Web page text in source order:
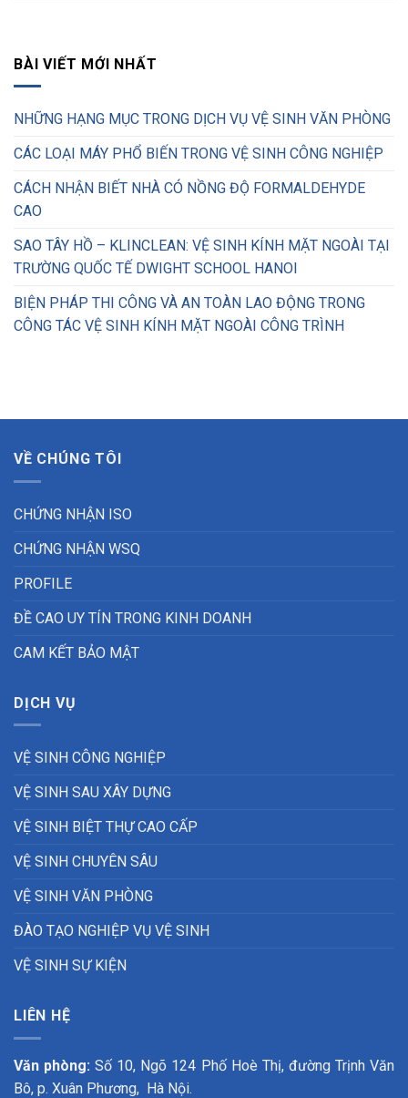
BÀI VIẾT MỚI NHẤT
NHỮNG HẠNG MỤC TRONG DỊCH VỤ VỆ SINH VĂN PHÒNG
CÁC LOẠI MÁY PHỔ BIẾN TRONG VỆ SINH CÔNG NGHIỆP
CÁCH NHẬN BIẾT NHÀ CÓ NỒNG ĐỘ FORMALDEHYDE
CAO
SAO TÂY HỒ – KLINCLEAN: VỆ SINH KÍNH MẶT NGOÀI TẠI
TRƯỜNG QUỐC TẾ DWIGHT SCHOOL HANOI
BIỆN PHÁP THI CÔNG VÀ AN TOÀN LAO ĐỘNG TRONG
CÔNG TÁC VỆ SINH KÍNH MẶT NGOÀI CÔNG TRÌNH
VỀ CHÚNG TÔI
CHỨNG NHẬN ISO
CHỨNG NHẬN WSQ
PROFILE
ĐỀ CAO UY TÍN TRONG KINH DOANH
CAM KẾT BẢO MẬT
DỊCH VỤ
VỆ SINH CÔNG NGHIỆP
VỆ SINH SAU XÂY DỰNG
VỆ SINH BIỆT THỰ CAO CẤP
VỆ SINH CHUYÊN SÂU
VỆ SINH VĂN PHÒNG
ĐÀO TẠO NGHIỆP VỤ VỆ SINH
VỆ SINH SỰ KIỆN
LIÊN HỆ
Văn phòng: Số 10, Ngõ 124 Phố Hoè Thị, đường Trịnh Văn
Bô, p. Xuân Phương, Hà Nội.